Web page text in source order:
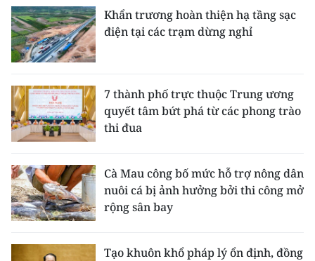
Khẩn trương hoàn thiện hạ tầng sạc
điện tại các trạm dừng nghỉ
7 thành phố trực thuộc Trung ương
quyết tâm bứt phá từ các phong trào
thi đua
Cà Mau công bố mức hỗ trợ nông dân
nuôi cá bị ảnh hưởng bởi thi công mở
rộng sân bay
Tạo khuôn khổ pháp lý ổn định, đồng